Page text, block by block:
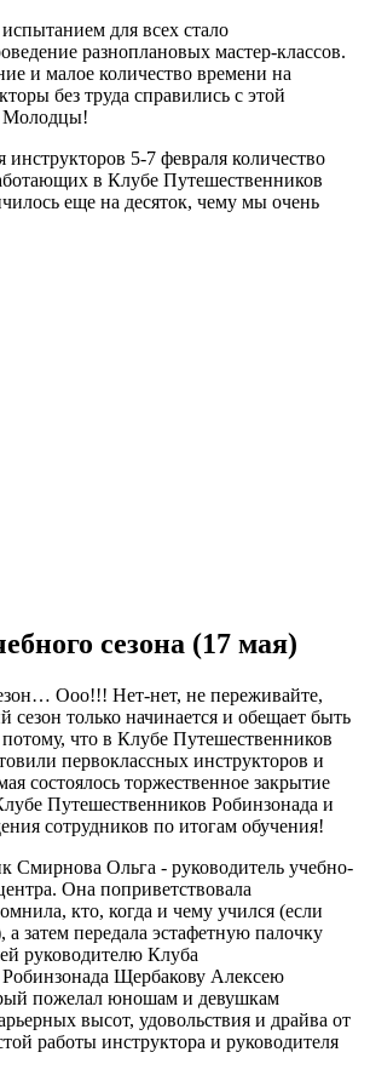
для всех стало
разноплановых мастер-классов.
и малое количество времени на
без труда справились с этой
Молодцы!
5-7 февраля количество
в Клубе Путешественников
еще на десяток, чему мы очень
сезона (17 мая)
Ооо!!! Нет-нет, не переживайте,
сезон только начинается и обещает быть
что в Клубе Путешественников
первоклассных инструкторов и
состоялось торжественное закрытие
Путешественников Робинзонада и
сотрудников по итогам обучения!
Смирнова Ольга - руководитель учебно-
Она поприветствовала
кто, когда и чему учился (если
а затем передала эстафетную палочку
руководителю Клуба
Щербакову Алексею
пожелал юношам и девушкам
высот, удовольствия и драйва от
работы инструктора и руководителя